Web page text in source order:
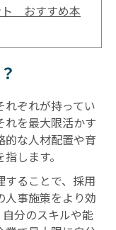
ト おすすめ本
ぞれが持ってい
れを最大限活かす
的な人材配置や育
します。
ることで、採用
人事施策をより効
分のスキルや能